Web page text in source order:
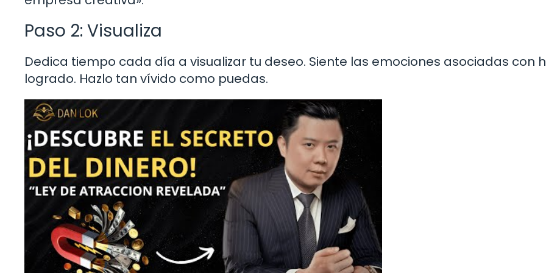
Paso 2: Visualiza
Dedica tiempo cada día a visualizar tu deseo. Siente las emociones asociadas con
logrado. Hazlo tan vívido como puedas.